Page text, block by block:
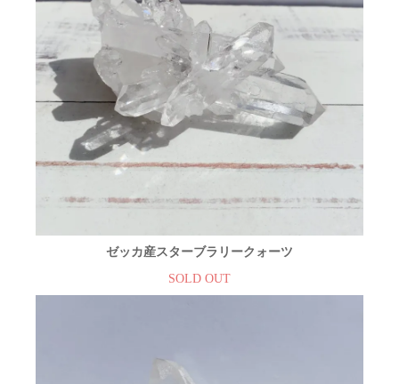
ゼッカ産スターブラリークォーツ
SOLD OUT